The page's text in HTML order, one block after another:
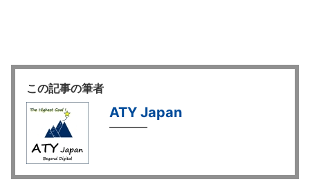
この記事の筆者
ATY Japan